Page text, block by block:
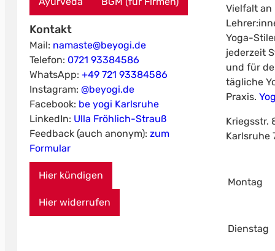
Kontakt
Mail: namaste@beyogi.de
Telefon: 0721 93384586
WhatsApp: +49 721 93384586
Instagram: @beyogi.de
Facebook: be yogi Karlsruhe
LinkedIn: Ulla Fröhlich-Strauß
Feedback (auch anonym): zum
Formular
Hier kündigen
Hier widerrufen
Vielfalt an
Yoga-
jederzeit
und für
tägliche
Praxis.
Kriegsstr.
Karlsruhe
Montag
Dienstag